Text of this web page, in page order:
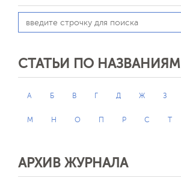
СТАТЬИ ПО НАЗВАНИЯМ
А Б В Г Д Ж З
М Н О П Р С Т
АРХИВ ЖУРНАЛА